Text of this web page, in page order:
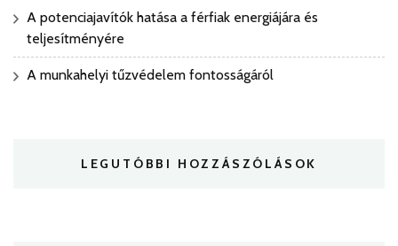
A potenciajavítók hatása a férfiak energiájára és
teljesítményére
A munkahelyi tűzvédelem fontosságáról
LEGUTÓBBI HOZZÁSZÓLÁSOK